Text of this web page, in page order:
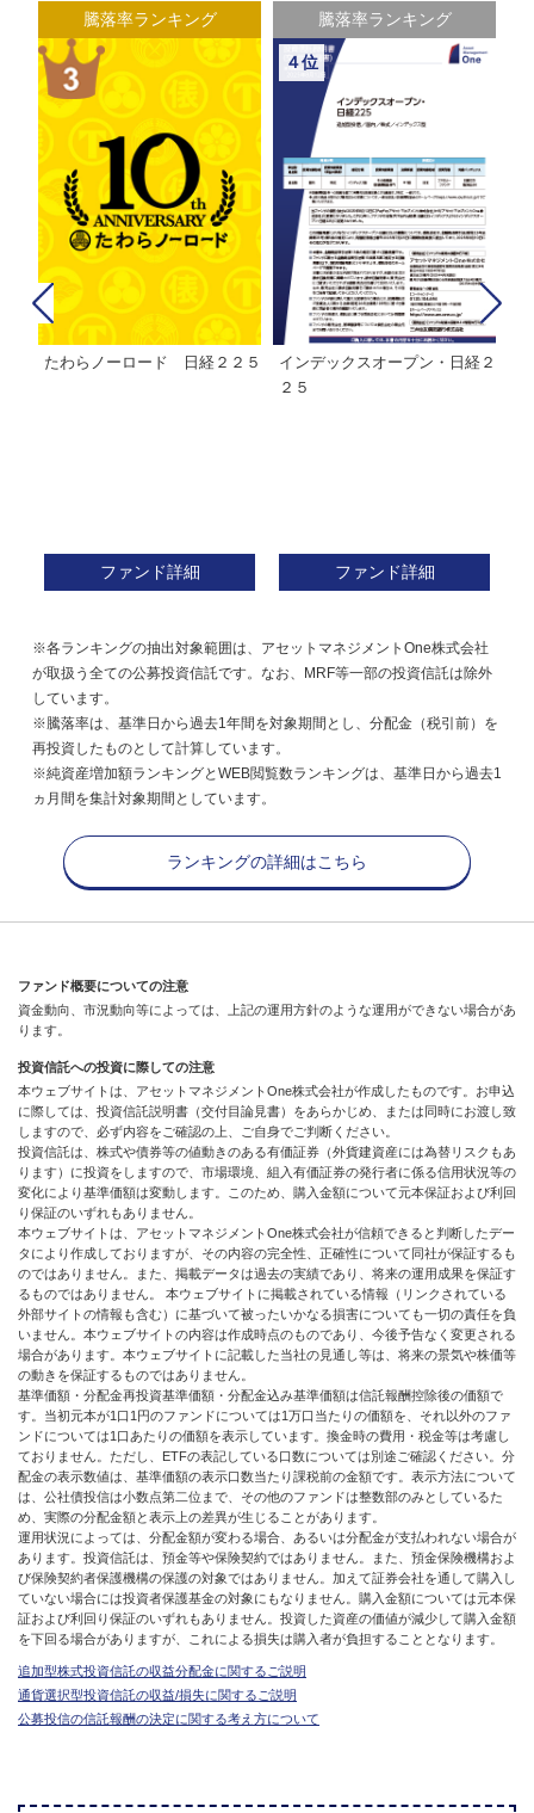
騰落率ランキング
たわらノーロード 日経２２５
ファンド詳細
騰落率ランキング
４位
インデックスオープン・日経２
２５
ファンド詳細
※各ランキングの抽出対象範囲は、アセットマネジメントOne株式会社
が取扱う全ての公募投資信託です。なお、MRF等一部の投資信託は除外
しています。
※騰落率は、基準日から過去1年間を対象期間とし、分配金（税引前）を
再投資したものとして計算しています。
※純資産増加額ランキングとWEB閲覧数ランキングは、基準日から過去1
ヵ月間を集計対象期間としています。
ランキングの詳細はこちら
ファンド概要についての注意
資金動向、市況動向等によっては、上記の運用方針のような運用ができない場合があ
ります。
投資信託への投資に際しての注意
本ウェブサイトは、アセットマネジメントOne株式会社が作成したものです。お申込
に際しては、投資信託説明書（交付目論見書）をあらかじめ、または同時にお渡し致
しますので、必ず内容をご確認の上、ご自身でご判断ください。
投資信託は、株式や債券等の値動きのある有価証券（外貨建資産には為替リスクもあ
ります）に投資をしますので、市場環境、組入有価証券の発行者に係る信用状況等の
変化により基準価額は変動します。このため、購入金額について元本保証および利回
り保証のいずれもありません。
本ウェブサイトは、アセットマネジメントOne株式会社が信頼できると判断したデー
タにより作成しておりますが、その内容の完全性、正確性について同社が保証するも
のではありません。また、掲載データは過去の実績であり、将来の運用成果を保証す
るものではありません。 本ウェブサイトに掲載されている情報（リンクされている
外部サイトの情報も含む）に基づいて被ったいかなる損害についても一切の責任を負
いません。本ウェブサイトの内容は作成時点のものであり、今後予告なく変更される
場合があります。本ウェブサイトに記載した当社の見通し等は、将来の景気や株価等
の動きを保証するものではありません。
基準価額・分配金再投資基準価額・分配金込み基準価額は信託報酬控除後の価額で
す。当初元本が1口1円のファンドについては1万口当たりの価額を、それ以外のファ
ンドについては1口あたりの価額を表示しています。換金時の費用・税金等は考慮し
ておりません。ただし、ETFの表記している口数については別途ご確認ください。分
配金の表示数値は、基準価額の表示口数当たり課税前の金額です。表示方法について
は、公社債投信は小数点第二位まで、その他のファンドは整数部のみとしているた
め、実際の分配金額と表示上の差異が生じることがあります。
運用状況によっては、分配金額が変わる場合、あるいは分配金が支払われない場合が
あります。投資信託は、預金等や保険契約ではありません。また、預金保険機構およ
び保険契約者保護機構の保護の対象ではありません。加えて証券会社を通して購入し
ていない場合には投資者保護基金の対象にもなりません。購入金額については元本保
証および利回り保証のいずれもありません。投資した資産の価値が減少して購入金額
を下回る場合がありますが、これによる損失は購入者が負担することとなります。
追加型株式投資信託の収益分配金に関するご説明
通貨選択型投資信託の収益/損失に関するご説明
公募投信の信託報酬の決定に関する考え方について